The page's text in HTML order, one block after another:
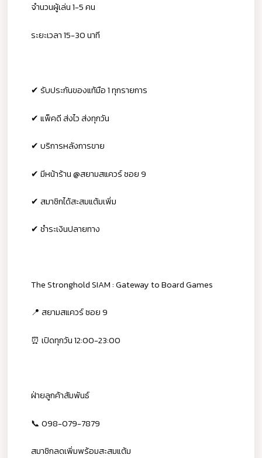
จำนวนผู้เล่น 1-5 คน
ระยะเวลา 15-30 นาที
✔ รับประกันของแท้มือ 1 ทุกรายการ
✔ แพ็คดี ส่งไว ส่งทุกวัน
✔ บริการหลังการขาย
✔ มีหน้าร้าน @สยามสแควร์ ซอย 9
✔ สมาชิกได้สะสมแต้มเพิ่ม
✔ ชำระเงินปลายทาง
The Stronghold SIAM : Gateway to Board Games
📍 สยามสแควร์ ซอย 9
⏰ เปิดทุกวัน 12:00-23:00
ฝ่ายลูกค้าสัมพันธ์
📞 098-079-7879
สมาชิกลดเพิ่มพร้อมสะสมแต้ม